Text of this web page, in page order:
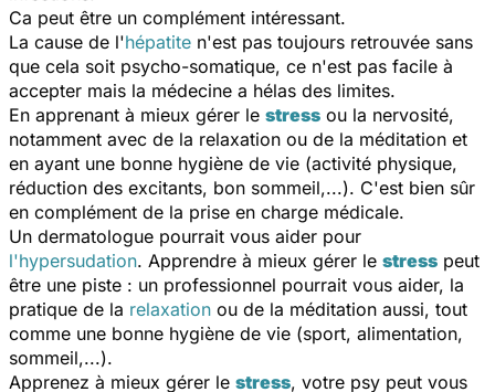
Ca peut être un complément intéressant.
La cause de l'hépatite n'est pas toujours retrouvée sans
que cela soit psycho-somatique, ce n'est pas facile à
accepter mais la médecine a hélas des limites.
En apprenant à mieux gérer le stress ou la nervosité,
notamment avec de la relaxation ou de la méditation et
en ayant une bonne hygiène de vie (activité physique,
réduction des excitants, bon sommeil,...). C'est bien sûr
en complément de la prise en charge médicale.
Un dermatologue pourrait vous aider pour
l'hypersudation. Apprendre à mieux gérer le stress peut
être une piste : un professionnel pourrait vous aider, la
pratique de la relaxation ou de la méditation aussi, tout
comme une bonne hygiène de vie (sport, alimentation,
sommeil,...).
Apprenez à mieux gérer le stress, votre psy peut vous